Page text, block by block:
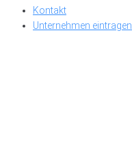
Kontakt
Unternehmen eintragen